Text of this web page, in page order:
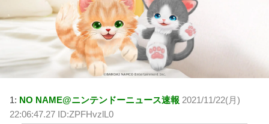
1: NO NAME@ニンテンドーニュース速報 2021/11/22(月)
22:06:47.27 ID:ZPFHvzlL0